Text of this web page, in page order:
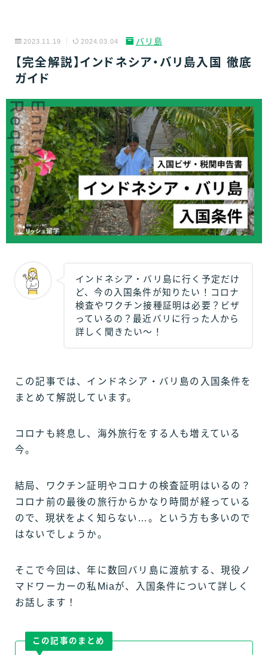
2023.11.19 2024.03.04 バリ島
【完全解説】インドネシア・バリ島入国 徹底
ガイド
インドネシア・バリ島に行く予定だけ
ど、今の入国条件が知りたい！コロナ
検査やワクチン接種証明は必要？ビザ
っているの？最近バリに行った人から
詳しく聞きたい〜！
この記事では、インドネシア・バリ島の入国条件を
まとめて解説しています。
コロナも終息し、海外旅行をする人も増えている
今。
結局、ワクチン証明やコロナの検査証明はいるの？
コロナ前の最後の旅行からかなり時間が経っている
ので、現状をよく知らない…。という方も多いので
はないでしょうか。
そこで今回は、年に数回バリ島に渡航する、現役ノ
マドワーカーの私Miaが、入国条件について詳しく
お話します！
この記事のまとめ